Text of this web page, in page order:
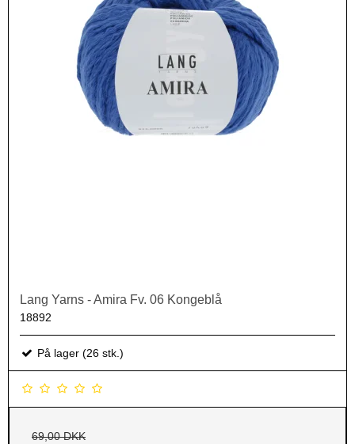
Lang Yarns - Amira Fv. 06 Kongeblå
18892
På lager (26 stk.)
69,00 DKK